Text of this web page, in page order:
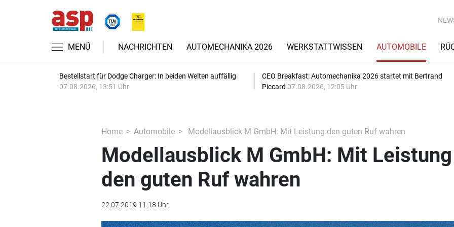
MENÜ NACHRICHTEN AUTOMECHANIKA 2026 WERKSTATTWISSEN AUTOMOBILE
Bestellstart für Dodge Charger: In beiden Welten auffällig
07.08.2026, 13:51 Uhr
CEO Breakfast: Automechanika 2026 startet mit Bertrand
Piccard 07.08.2026, 12:05 Uhr
Home Automobile Modellausblick M GmbH: Mit Leistung den guten Ruf wahren
Modellausblick M GmbH: Mit Leistung
den guten Ruf wahren
22.07.2019 11:18 Uhr